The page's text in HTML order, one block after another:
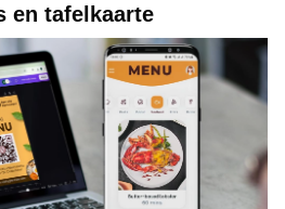
en tafelkaarte